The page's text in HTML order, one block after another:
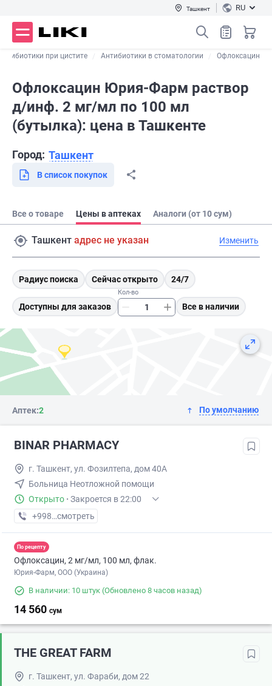
Ташкент RU
при цистите Антибиотики в стоматологии Офлоксацин
Офлоксацин Юрия-Фарм раствор
д/инф. 2 мг/мл по 100 мл
(бутылка): цена в Ташкенте
Город: Ташкент
В список покупок
Все о товаре Цены в аптеках Аналоги (от 10 сум)
Ташкент адрес не указан Изменить
Радиус поиска Сейчас открыто 24/7
Доступны для заказов
Кол-во
Все в наличии
Аптек:2 По умолчанию
BINAR PHARMACY
г. Ташкент, ул. Фозилтепа, дом 40А
Больница Неотложной помощи
Открыто · Закроется в 22:00
+998 (95) XXX-XX-XX
смотреть
По рецепту
Офлоксацин, 2 мг/мл, 100 мл, флак.
Юрия-Фарм, ООО (Украина)
В наличии: 10 штук (Обновлено 8 часов назад)
14 560 сум
THE GREAT FARM
г. Ташкент, ул. Фараби, дом 22